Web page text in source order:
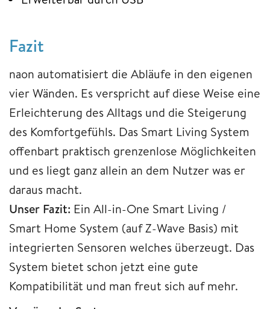
Fazit
naon automatisiert die Abläufe in den eigenen
vier Wänden. Es verspricht auf diese Weise eine
Erleichterung des Alltags und die Steigerung
des Komfortgefühls. Das Smart Living System
offenbart praktisch grenzenlose Möglichkeiten
und es liegt ganz allein an dem Nutzer was er
daraus macht.
Unser Fazit: Ein All-in-One Smart Living /
Smart Home System (auf Z-Wave Basis) mit
integrierten Sensoren welches überzeugt. Das
System bietet schon jetzt eine gute
Kompatibilität und man freut sich auf mehr.